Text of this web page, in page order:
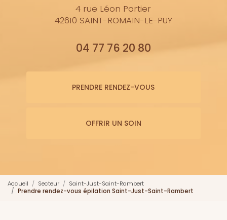
4 rue Léon Portier
42610 SAINT-ROMAIN-LE-PUY
04 77 76 20 80
PRENDRE RENDEZ-VOUS
OFFRIR UN SOIN
Accueil Secteur
Saint-Just-Saint-Rambert
Prendre rendez-vous épilation Saint-Just-Saint-Rambert